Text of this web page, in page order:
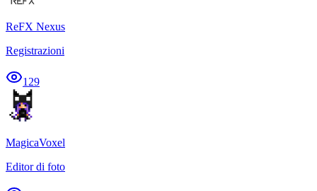
ReFX Nexus
Registrazioni
129
MagicaVoxel
Editor di foto